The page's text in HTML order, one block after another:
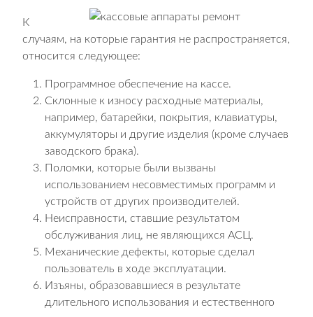
К
случаям, на которые гарантия не распространяется,
относится следующее:
Программное обеспечение на кассе.
Склонные к износу расходные материалы,
например, батарейки, покрытия, клавиатуры,
аккумуляторы и другие изделия (кроме случаев
заводского брака).
Поломки, которые были вызваны
использованием несовместимых программ и
устройств от других производителей.
Неисправности, ставшие результатом
обслуживания лиц, не являющихся АСЦ.
Механические дефекты, которые сделал
пользователь в ходе эксплуатации.
Изъяны, образовавшиеся в результате
длительного использования и естественного